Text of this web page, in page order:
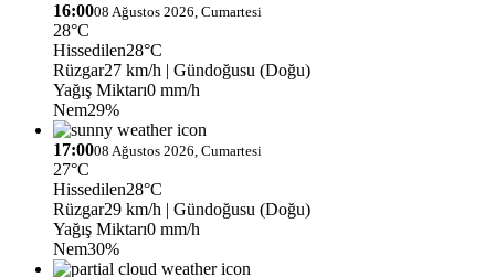
16:0008 Ağustos 2026, Cumartesi
28°C
Hissedilen28°C
Rüzgar27 km/h | Gündoğusu (Doğu)
Yağış Miktarı0 mm/h
Nem29%
17:0008 Ağustos 2026, Cumartesi
27°C
Hissedilen28°C
Rüzgar29 km/h | Gündoğusu (Doğu)
Yağış Miktarı0 mm/h
Nem30%